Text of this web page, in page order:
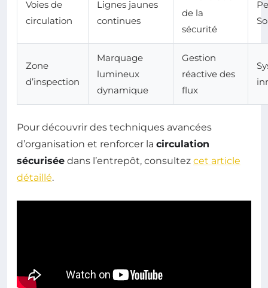
Voies de
circulation
Lignes jaunes
continues
de la
sécurité
Zone
d’inspection
Marquage
lumineux
dynamique
Gestion
réactive des
flux
Pour découvrir des techniques avancées
d’organisation et renforcer la circulation
sécurisée dans l’entrepôt, consultez cet article
détaillé.